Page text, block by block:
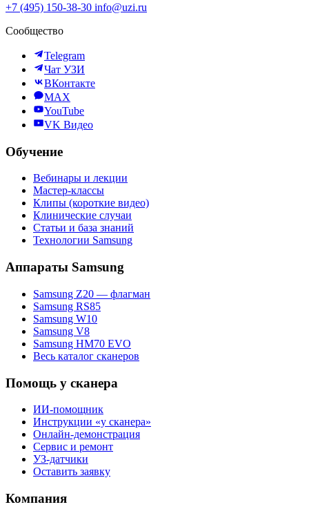
+7 (495) 150-38-30 info@uzi.ru
Сообщество
Telegram
Чат УЗИ
ВКонтакте
MAX
YouTube
VK Видео
Обучение
Вебинары и лекции
Мастер-классы
Клипы (короткие видео)
Клинические случаи
Статьи и база знаний
Технологии Samsung
Аппараты Samsung
Samsung Z20 — флагман
Samsung RS85
Samsung W10
Samsung V8
Samsung HM70 EVO
Весь каталог сканеров
Помощь у сканера
ИИ-помощник
Инструкции «у сканера»
Онлайн-демонстрация
Сервис и ремонт
УЗ-датчики
Оставить заявку
Компания